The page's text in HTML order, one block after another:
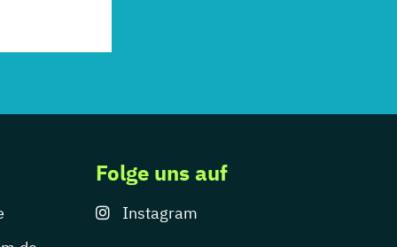
Folge uns auf
Instagram